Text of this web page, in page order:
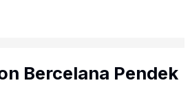
Bercelana Pendek